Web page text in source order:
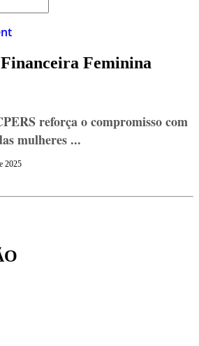
Feminina
reforça o compromisso com
mulheres ...
2025